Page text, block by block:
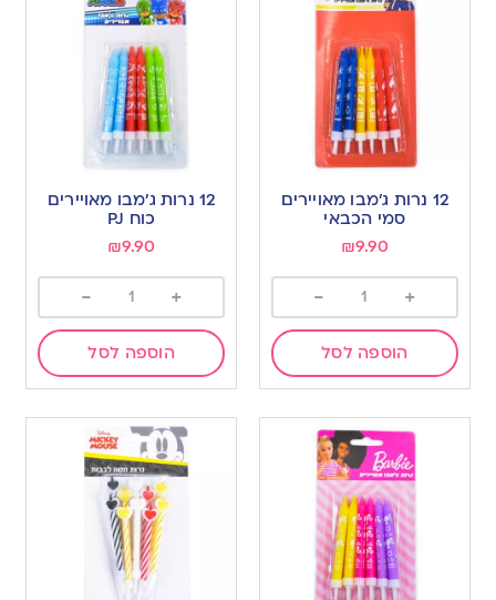
12 נרות ג’מבו מאויירים
סמי הכבאי
₪9.90
+
-
הוספה לסל
12 נרות ג’מבו מאויירים
כוח PJ
₪9.90
+
-
הוספה לסל